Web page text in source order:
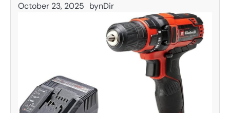
October 23, 2025 bynDir